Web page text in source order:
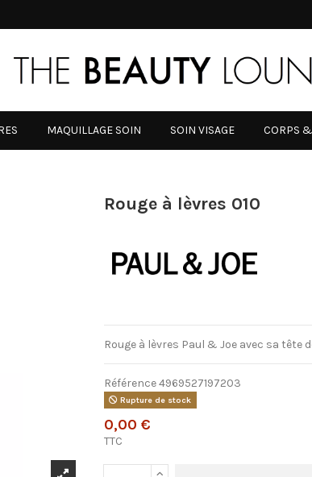
MAQUILLAGE SOIN SOIN VISAGE CORPS
Rouge à lèvres 010
Rouge à lèvres Paul & Joe avec sa
Référence 4969527197203
Rupture de stock
0,00 €
TTC